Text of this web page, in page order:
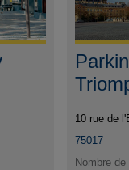
10 rue de
75017
Nombre